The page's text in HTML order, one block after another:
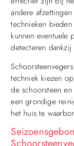
andere
technieken
kunnen eventuele
detecteren
techniek kiezen
de schoorsteen
een grondige
het huis te